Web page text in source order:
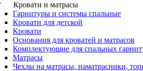
Кровати и матрасы
Гарнитуры и системы спальные
Кровати для детской
Кровати
Основания для кроватей и матрасов
Комплектующие для спальных
Матрасы
Чехлы на матрасы, наматрасники,